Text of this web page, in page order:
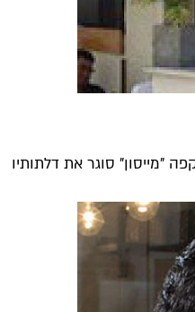
"מייסון" סוגר את דלתותיו